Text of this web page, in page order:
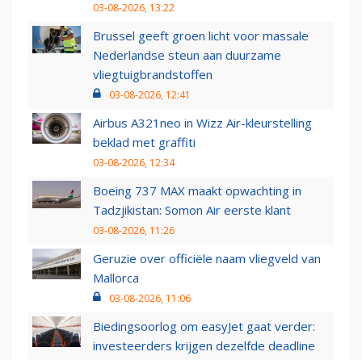
03-08-2026, 13:22
Brussel geeft groen licht voor massale
Nederlandse steun aan duurzame
vliegtuigbrandstoffen
03-08-2026, 12:41
Airbus A321neo in Wizz Air-kleurstelling
beklad met graffiti
03-08-2026, 12:34
Boeing 737 MAX maakt opwachting in
Tadzjikistan: Somon Air eerste klant
03-08-2026, 11:26
Geruzie over officiële naam vliegveld van
Mallorca
03-08-2026, 11:06
Biedingsoorlog om easyJet gaat verder:
investeerders krijgen dezelfde deadline